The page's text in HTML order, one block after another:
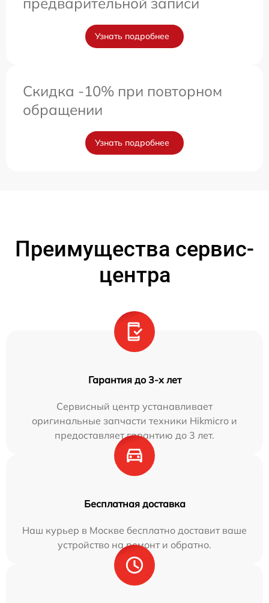
Узнать подробнее
Скидка -10% при повторном
обращении
Узнать подробнее
Преимущества сервис-
центра
Гарантия до 3-х лет
Сервисный центр устанавливает
оригинальные запчасти техники Hikmicro и
предоставляет гарантию до 3 лет.
Бесплатная доставка
Наш курьер в Москве бесплатно доставит ваше
устройство на ремонт и обратно.